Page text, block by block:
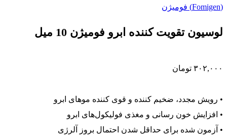
(Fomigen) فومیژن
لوسیون تقویت کننده ابرو فومیژن 10 میل
۳۰۲,۰۰۰ تومان
• رویش مجدد، ضخیم کننده و قوی کننده موهای ابرو
• افزایش خون رسانی و مغذی فولیکول‌های ابرو
• آزمون شده برای حداقل شدن احتمال بروز آلرژی